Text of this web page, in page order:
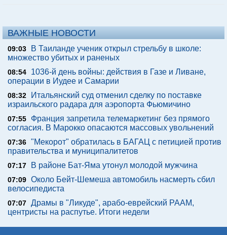
ВАЖНЫЕ НОВОСТИ
09:03
В Таиланде ученик открыл стрельбу в школе:
множество убитых и раненых
08:54
1036-й день войны: действия в Газе и Ливане,
операции в Иудее и Самарии
08:32
Итальянский суд отменил сделку по поставке
израильского радара для аэропорта Фьюмичино
07:55
Франция запретила телемаркетинг без прямого
согласия. В Марокко опасаются массовых увольнений
07:36 "Мекорот" обратилась в БАГАЦ с петицией против
правительства и муниципалитетов
07:17 В районе Бат-Яма утонул молодой мужчина
07:09 Около Бейт-Шемеша автомобиль насмерть сбил
велосипедиста
07:07 Драмы в "Ликуде", арабо-еврейский РААМ,
центристы на распутье. Итоги недели